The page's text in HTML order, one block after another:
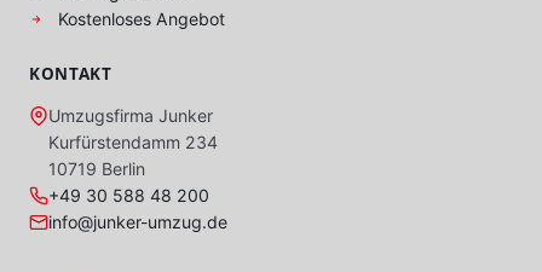
Kostenloses Angebot
KONTAKT
Umzugsfirma Junker
Kurfürstendamm 234
10719 Berlin
+49 30 588 48 200
info@junker-umzug.de